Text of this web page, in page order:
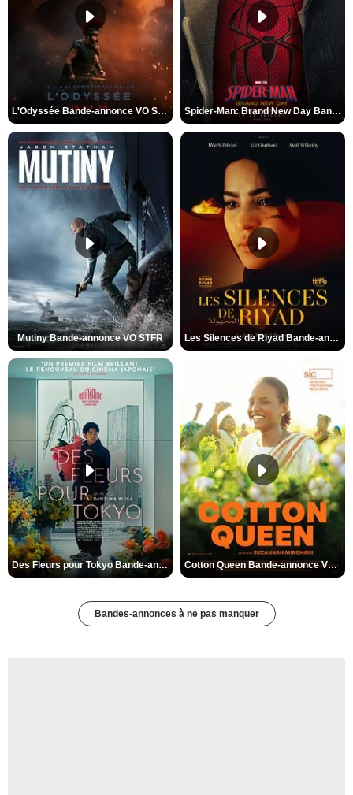
L'Odyssée Bande-annonce VO STFR Spider-Man: Brand New Day Bande-annonce VO STFR
Mutiny Bande-annonce VO STFR Les Silences de Riyad Bande-annonce VO STFR
Des Fleurs pour Tokyo Bande-annonce VO STFR Cotton Queen Bande-annonce VO STFR
Bandes-annonces à ne pas manquer